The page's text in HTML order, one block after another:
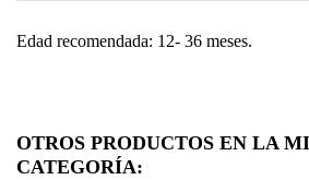
Edad recomendada: 12- 36 meses.
OTROS PRODUCTOS EN LA
CATEGORÍA: